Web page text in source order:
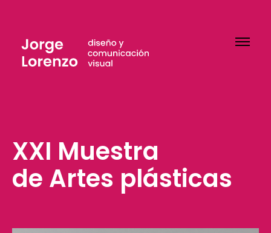
XXI Muestra
de Artes plásticas